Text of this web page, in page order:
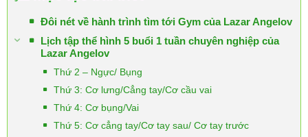
Đôi nét về hành trình tìm tới Gym của Lazar Angelov
Lịch tập thể hình 5 buổi 1 tuần chuyên nghiệp của
Lazar Angelov
Thứ 2 – Ngực/ Bụng
Thứ 3: Cơ lưng/Cẳng tay/Cơ cầu vai
Thứ 4: Cơ bụng/Vai
Thứ 5: Cơ cẳng tay/Cơ tay sau/ Cơ tay trước